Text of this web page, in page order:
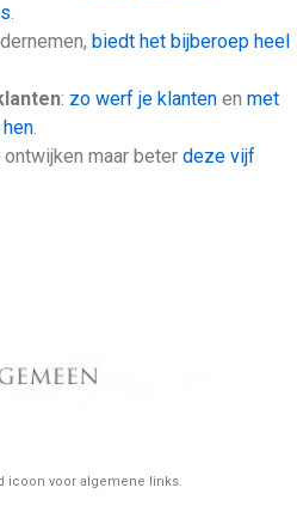
.
biedt het bijberoep heel
: zo werf je klanten en met
.
ontwijken maar beter deze vijf
icoon voor algemene links.